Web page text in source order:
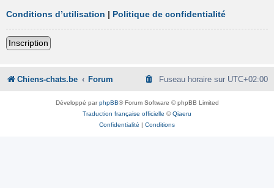
Conditions d’utilisation | Politique de confidentialité
Inscription
Chiens-chats.be Forum Fuseau horaire sur UTC+02:00
Développé parphpBB® Forum Software © phpBB Limited
Traduction française officielle ©Qiaeru
Confidentialité | Conditions